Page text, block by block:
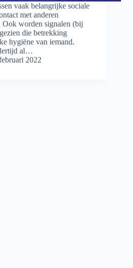
vaak belangrijke sociale
met anderen
worden signalen (bij
die betrekking
hygiëne van iemand.
al…
2022